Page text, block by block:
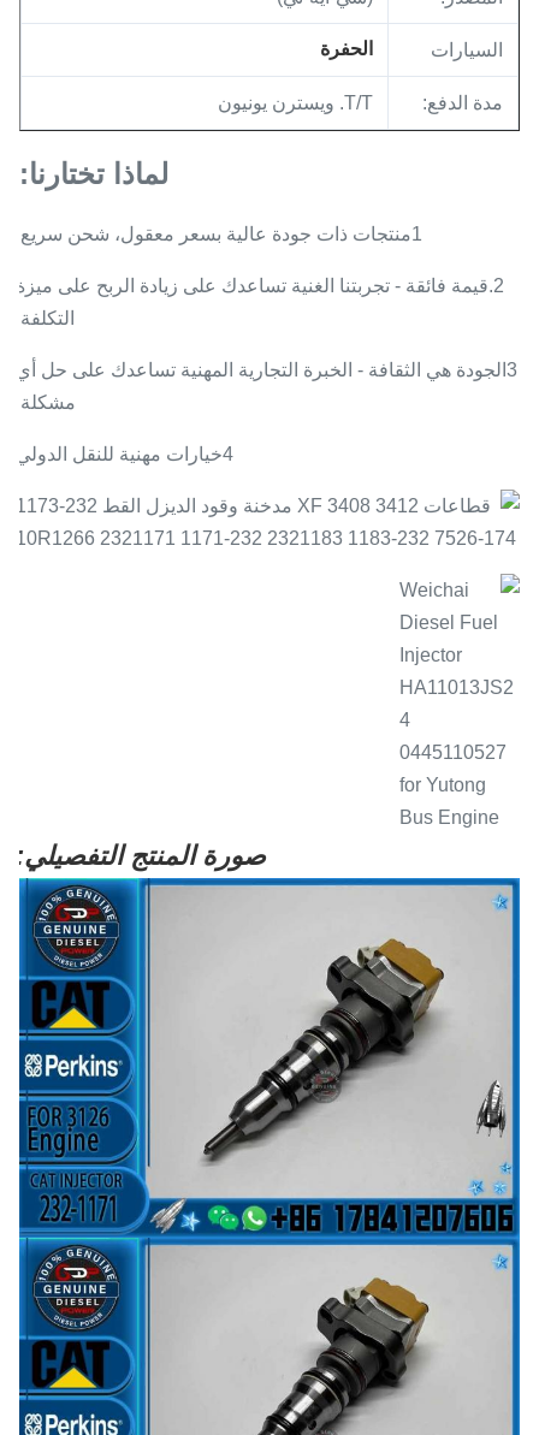
السيارات الحفرة
مدة الدفع: T/T. ويسترن يونيون
لماذا تختارنا:
1منتجات ذات جودة عالية بسعر معقول، شحن سريع.
2.قيمة فائقة - تجربتنا الغنية تساعدك على زيادة الربح على ميزة
التكلفة.
3الجودة هي الثقافة - الخبرة التجارية المهنية تساعدك على حل أي
مشكلة.
4خيارات مهنية للنقل الدولي
صورة المنتج التفصيلي: